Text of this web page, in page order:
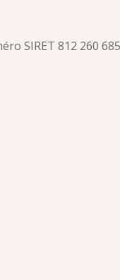
SIRET 812 260